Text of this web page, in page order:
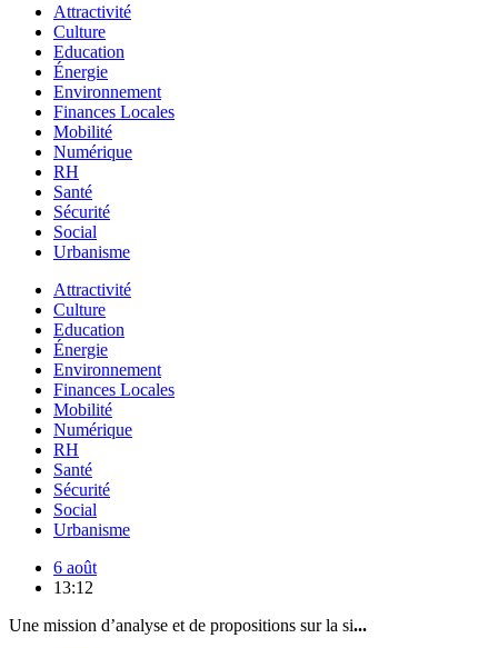
Attractivité
Culture
Education
Énergie
Environnement
Finances Locales
Mobilité
Numérique
RH
Santé
Sécurité
Social
Urbanisme
Attractivité
Culture
Education
Énergie
Environnement
Finances Locales
Mobilité
Numérique
RH
Santé
Sécurité
Social
Urbanisme
6 août
13:12
Une mission d’analyse et de propositions sur la si...